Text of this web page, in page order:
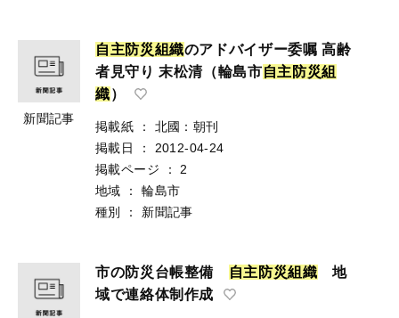
新聞記事
自 主防災組織のアドバイザー委嘱 高齢
者見守り 末松清（輪島市自主 防災組
織）
掲載紙 ：
北國：朝刊
掲載日
：
2012-04-24
掲載ページ
：
2
地域
：
輪島市
種別
： 新聞記事
市の防災台帳整備 自主 防災組 織 地
域で連絡体制作成